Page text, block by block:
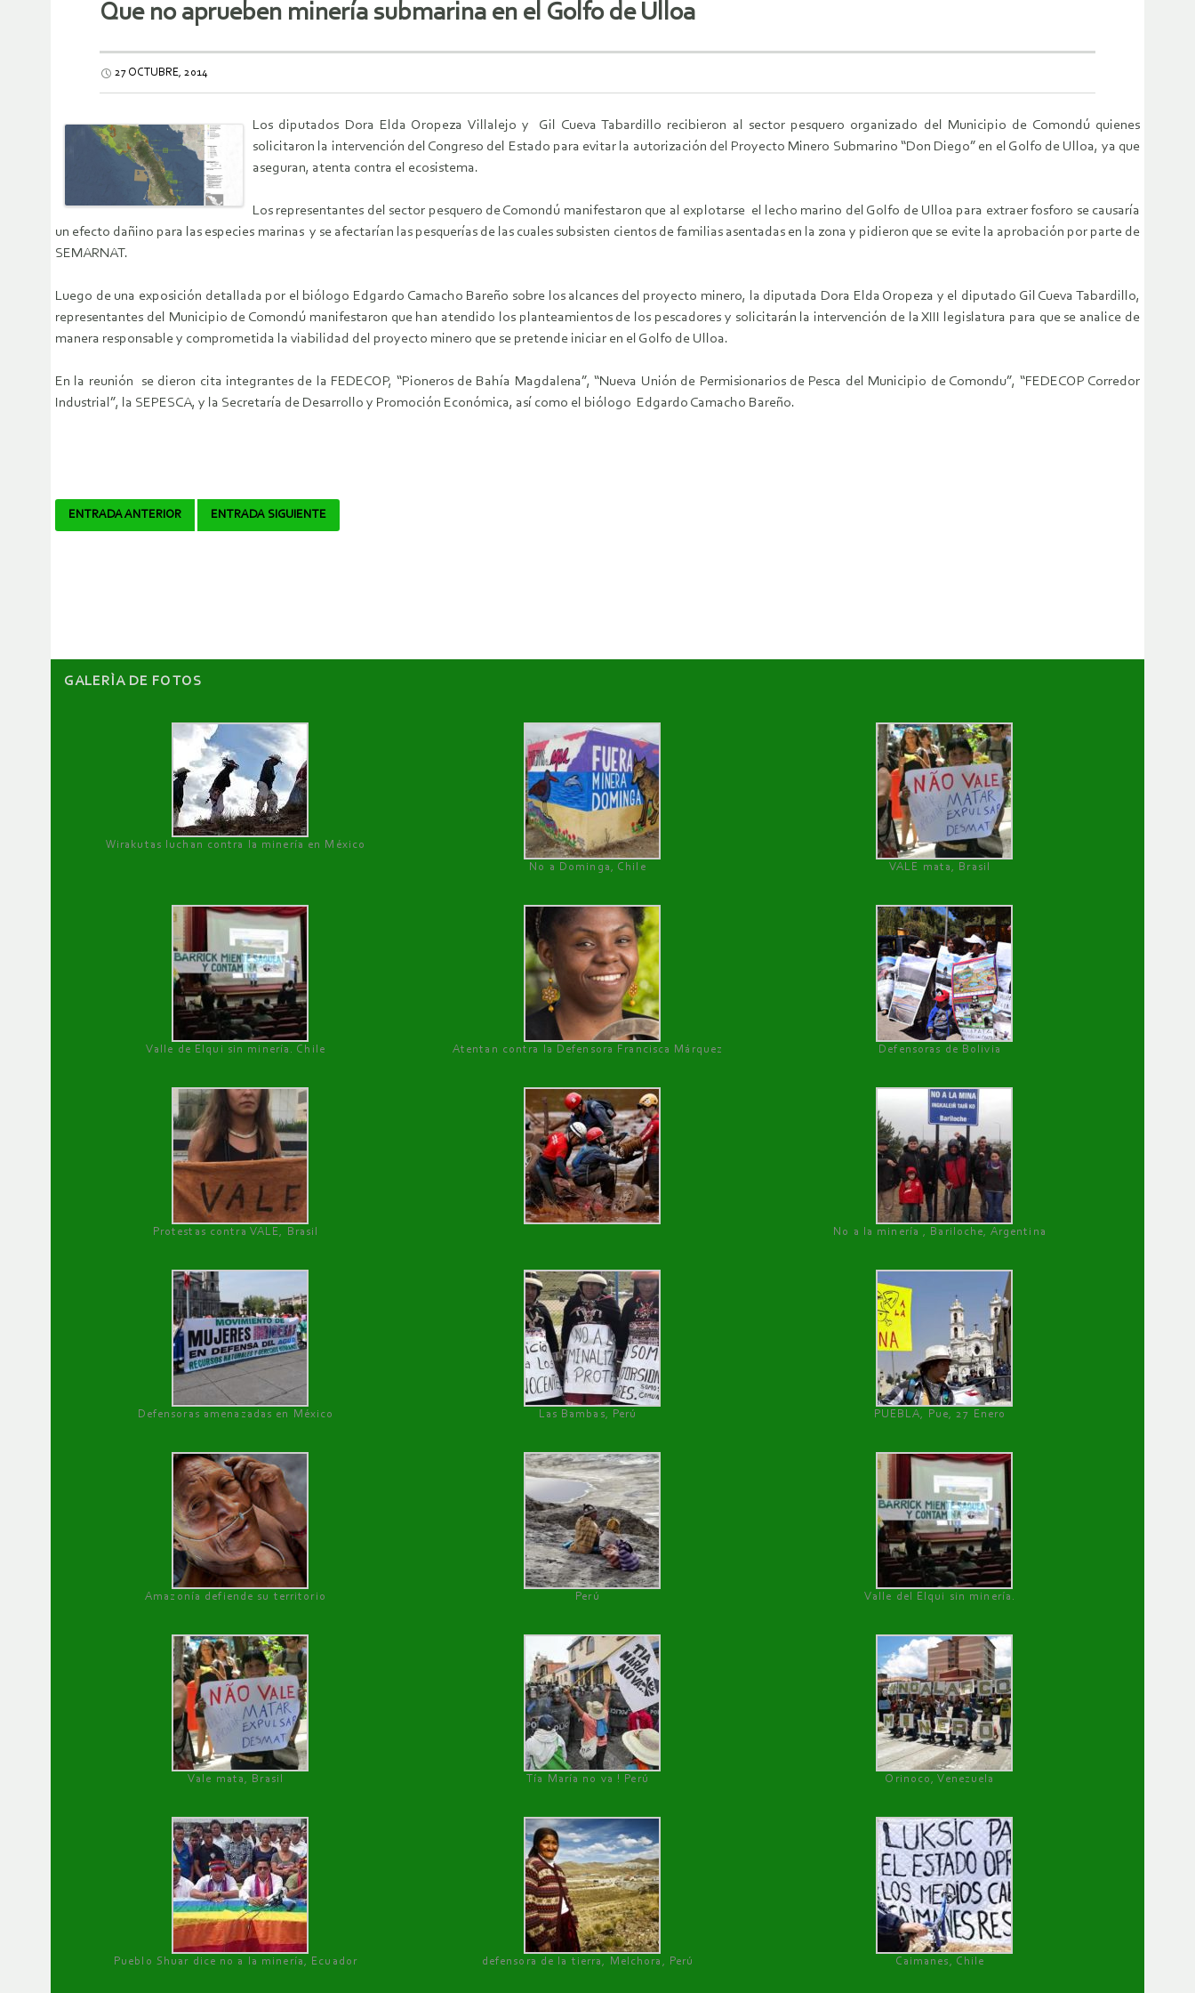
Que no aprueben minería submarina en el Golfo de Ulloa
27 OCTUBRE, 2014
Los diputados Dora Elda Oropeza Villalejo y Gil Cueva Tabardillo recibieron al sector pesquero organizado del Municipio de Comondú quienes
solicitaron la intervención del Congreso del Estado para evitar la autorización del Proyecto Minero Submarino “Don Diego” en el Golfo de Ulloa, ya que
aseguran, atenta contra el ecosistema.
Los representantes del sector pesquero de Comondú manifestaron que al explotarse el lecho marino del Golfo de Ulloa para extraer fosforo se causaría
un efecto dañino para las especies marinas y se afectarían las pesquerías de las cuales subsisten cientos de familias asentadas en la zona y pidieron que se evite la aprobación por parte de
SEMARNAT.
Luego de una exposición detallada por el biólogo Edgardo Camacho Bareño sobre los alcances del proyecto minero, la diputada Dora Elda Oropeza y el diputado Gil Cueva Tabardillo,
representantes del Municipio de Comondú manifestaron que han atendido los planteamientos de los pescadores y solicitarán la intervención de la XIII legislatura para que se analice de
manera responsable y comprometida la viabilidad del proyecto minero que se pretende iniciar en el Golfo de Ulloa.
En la reunión se dieron cita integrantes de la FEDECOP, “Pioneros de Bahía Magdalena”, “Nueva Unión de Permisionarios de Pesca del Municipio de Comondu”, “FEDECOP Corredor
Industrial”, la SEPESCA, y la Secretaría de Desarrollo y Promoción Económica, así como el biólogo Edgardo Camacho Bareño.
Navegador
ENTRADA ANTERIOR ENTRADA SIGUIENTE
GALERÌA DE FOTOS
Wirakutas luchan contra la minería en México
No a Dominga, Chile
VALE mata, Brasil
Valle de Elqui sin minería. Chile Atentan contra la Defensora Francisca Márquez Defensoras de Bolivia
Protestas contra VALE, Brasil No a la minería , Bariloche, Argentina
Defensoras amenazadas en México Las Bambas, Perú PUEBLA, Pue, 27 Enero
Amazonía defiende su territorio Perú Valle del Elqui sin minería.
Vale mata, Brasil Tía María no va ! Perú Orinoco, Venezuela
Pueblo Shuar dice no a la minería, Ecuador defensora de la tierra, Melchora, Perú Caimanes, Chile